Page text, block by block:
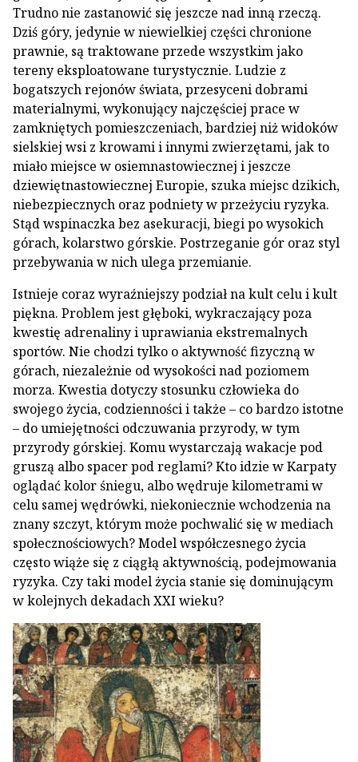
Trudno nie zastanowić się jeszcze nad inną rzeczą.
Dziś góry, jedynie w niewielkiej części chronione
prawnie, są traktowane przede wszystkim jako
tereny eksploatowane turystycznie. Ludzie z
bogatszych rejonów świata, przesyceni dobrami
materialnymi, wykonujący najczęściej prace w
zamkniętych pomieszczeniach, bardziej niż widoków
sielskiej wsi z krowami i innymi zwierzętami, jak to
miało miejsce w osiemnastowiecznej i jeszcze
dziewiętnastowiecznej Europie, szuka miejsc dzikich,
niebezpiecznych oraz podniety w przeżyciu ryzyka.
Stąd wspinaczka bez asekuracji, biegi po wysokich
górach, kolarstwo górskie. Postrzeganie gór oraz styl
przebywania w nich ulega przemianie.
Istnieje coraz wyraźniejszy podział na kult celu i kult
piękna. Problem jest głęboki, wykraczający poza
kwestię adrenaliny i uprawiania ekstremalnych
sportów. Nie chodzi tylko o aktywność fizyczną w
górach, niezależnie od wysokości nad poziomem
morza. Kwestia dotyczy stosunku człowieka do
swojego życia, codzienności i także – co bardzo istotne
– do umiejętności odczuwania przyrody, w tym
przyrody górskiej. Komu wystarczają wakacje pod
gruszą albo spacer pod reglami? Kto idzie w Karpaty
oglądać kolor śniegu, albo wędruje kilometrami w
celu samej wędrówki, niekoniecznie wchodzenia na
znany szczyt, którym może pochwalić się w mediach
społecznościowych? Model współczesnego życia
często wiąże się z ciągłą aktywnością, podejmowania
ryzyka. Czy taki model życia stanie się dominującym
w kolejnych dekadach XXI wieku?